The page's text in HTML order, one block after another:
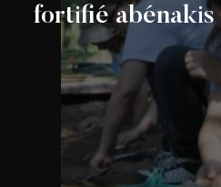
fortifié abénakis